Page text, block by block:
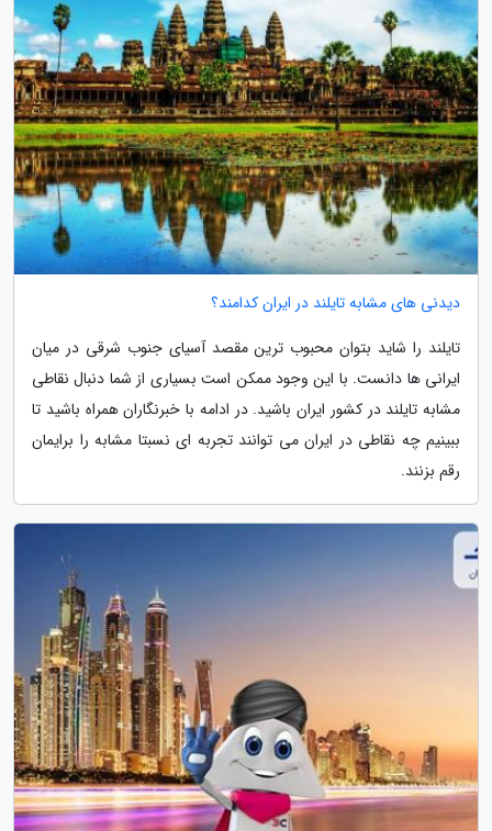
دیدنی های مشابه تایلند در ایران کدامند؟
تایلند را شاید بتوان محبوب ترین مقصد آسیای جنوب شرقی در میان
ایرانی ها دانست. با این وجود ممکن است بسیاری از شما دنبال نقاطی
مشابه تایلند در کشور ایران باشید. در ادامه با خبرنگاران همراه باشید تا
ببینیم چه نقاطی در ایران می توانند تجربه ای نسبتا مشابه را برایمان
رقم بزنند.